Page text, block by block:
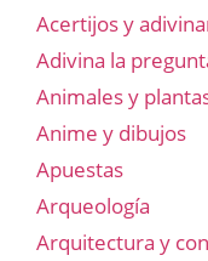
Acertijos y
Adivina la
Animales y
Anime y dibujos
Apuestas
Arqueología
Arquitectura y